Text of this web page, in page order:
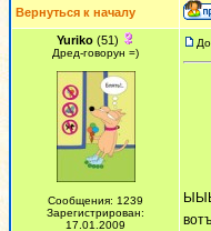
Вернуться к началу
Yuriko (51)
Дред-говорун =)
Сообщения: 1239
Зарегистрирован:
17.01.2009